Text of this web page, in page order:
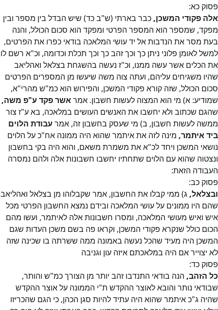
פסוק כא:
אלה פקודי המשכן, כבר בארתי (ש"ב כד) שיש הבדל בין מספר ובין
מפקד, שמספר הוא המספר הפרטי ומפקד הוא סכום הכולל, והנה
בעת מסר את הנדבות אל יד עושי המלאכה בודאי כפרו את הפרטים,
למשל לאומן פלוני ניתן כך וכך זהב כך וכך תכלת וכדומה, וכ"א רשם לו
את הכלים אשר עשה ממנו, וכ"ז נעשה בהשגחת בצלאל ואהליאב
שהיו משגיחים עליהם, ועתה צוה משה שיעשו מן המספרים הפרטים
סכום הכולל, שזה קורא פקודי המשכן, והפירוש הוא כמ"ש מהרי"א,
שמודיע: א) מי הוא המצוה לעשות חשבון. אמראשר פקד ע"פ משה,
שהגם שכתוב ולא יחשבו את האנשים העושים במלאכה, בא ע"ז צור
ממשה לעשות חשבון, ב) מי שעסק בחשבון זה, אמר עבודת הלוים
ביד איתמר, מינה לזה את איתמר שהוא היה ממונה אח"כ על הלוים
נושאי המשכן ויחד לכ"א את משמרת משאם, והוא היה בקי בחשבון
ונצטוה שהוא עם הלוים שתחתיו יחשבו חשבונות אלה ולהם נמסרה
העבודה הזאת:
פסוק כב:
ובצלאל, ג) ממי קבלו את החשבון, אמר שקבלוהו מן בצלאל ואהליאב
שהם היו ממונים על עושי המלאכה ובידם נמצא החשבון הפרטי מכל
איש ואיש מעושי המלאכה, ומסרו חשבונות אלה לאיתמר, ועשו מהם
הכום כולל שנקרא פקודי המשכן, וקראו פה בשם משכן העדות שגם
המשכן היה מעיד שהכל נעשה באמונה ממה ששרתה בו שכינה שזה
לא יצוייר אם היה במלאכתם איזה עון וגניבה
פסוק כד:
כל הזהב, הנה בודאי התנדבו זהב יותר מן הצורך כמ"ש והותר,
שבודאי נותר והובא לאוצר ההקדש ת"י הממונה על אוצר ההקדש
שהיה ג"כ איתמר שהוא היה עתיד להיות סגן הכהן, כי הגם שהכריזו